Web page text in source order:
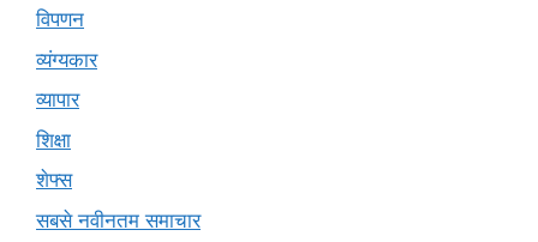
विपणन
व्यंग्यकार
व्यापार
शिक्षा
शेफ्स
सबसे नवीनतम समाचार